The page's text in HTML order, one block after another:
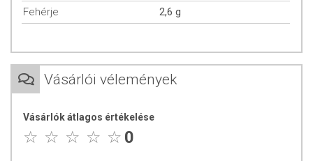
Fehérje
2,6 g
Vásárlói vélemények
Vásárlók átlagos értékelése
0